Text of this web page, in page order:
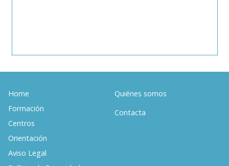
Home
Formación
Centros
Orientación
Aviso Legal
Quiénes somos
Contacta